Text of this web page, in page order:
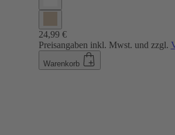
24,99 €
Preisangaben inkl. Mwst. und zzgl.
Warenkorb